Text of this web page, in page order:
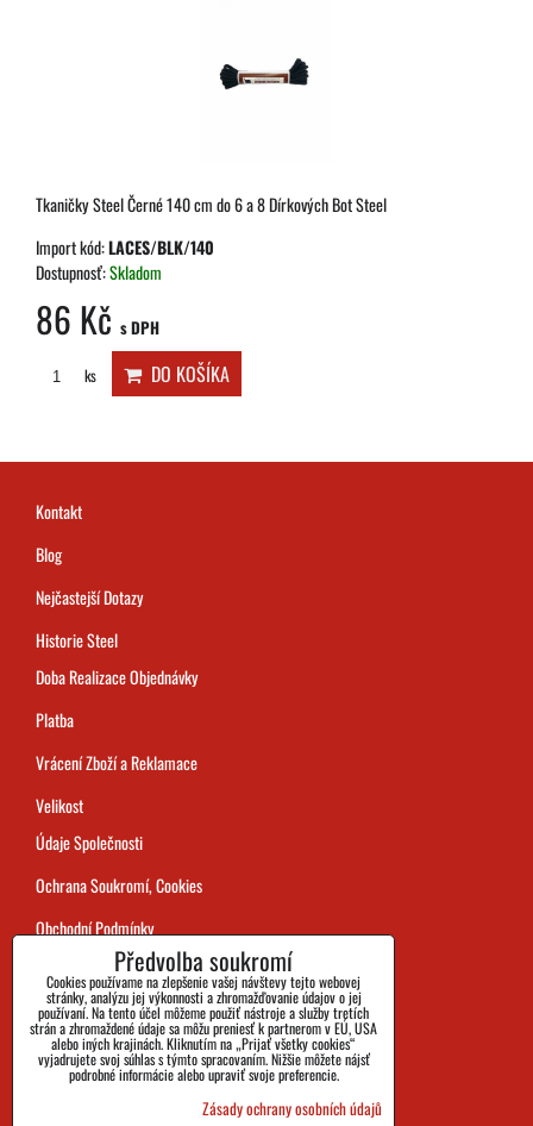
Tkaničky Steel Černé 140 cm do 6 a 8 Dírkových Bot Steel
Import kód:LACES/BLK/140
Dostupnosť:Skladom
86 Kč s DPH
ks DO KOŠÍKA
Kontakt
Blog
Nejčastejší Dotazy
Historie Steel
Doba Realizace Objednávky
Platba
Vrácení Zboží a Reklamace
Velikost
Údaje Společnosti
Ochrana Soukromí, Cookies
Obchodní Podmínky
Sledování ZásilekPředvolba soukromí
Cookies používame na zlepšenie vašej návštevy tejto webovej
stránky, analýzu jej výkonnosti a zhromažďovanie údajov o jej
používaní. Na tento účel môžeme použiť nástroje a služby tretích
strán a zhromaždené údaje sa môžu preniesť k partnerom v EÚ, USA
alebo iných krajinách. Kliknutím na „Prijať všetky cookies“
vyjadrujete svoj súhlas s týmto spracovaním. Nižšie môžete nájsť
podrobné informácie alebo upraviť svoje preferencie.
Zásady ochrany osobních údajů